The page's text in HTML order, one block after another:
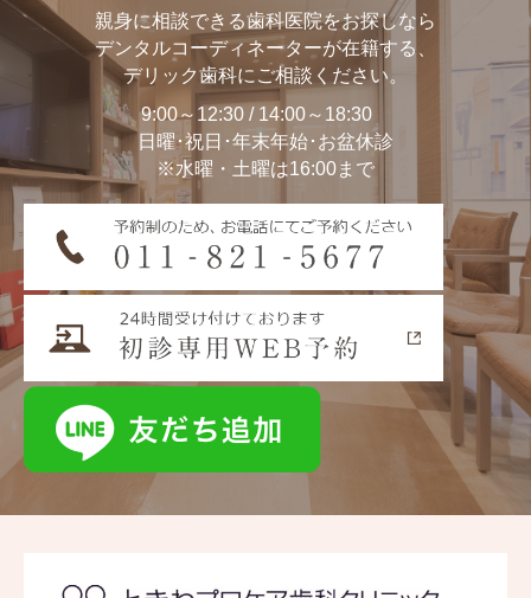
博和会は法令による場合等を除き、患者様の個
人情報を患者様のご承諾なく第三者に提供・開
示いたしません。
■個人情報の開示･訂正等
博和会がお預かりする患者様の個人情報に関し
て、患者様が個人情報の確認・訂正等をご希望
される場合には、合理的かつ必要な範囲内にお
いて速やかに対応させていただきます。
親身に相談できる歯科医院をお探しなら
デンタルコーディネーターが在籍する、
デリック歯科にご相談ください。
9:00～12:30 / 14:00～18:30
日曜･祝日･年末年始･お盆休診
※水曜・土曜は16:00まで